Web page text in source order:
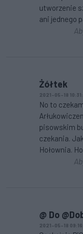
utworzenie
ani jednego
Żółtek
2021-05-18
No to
pisowskim
czekania.
Hołownia.
@ Do
2021-05-18